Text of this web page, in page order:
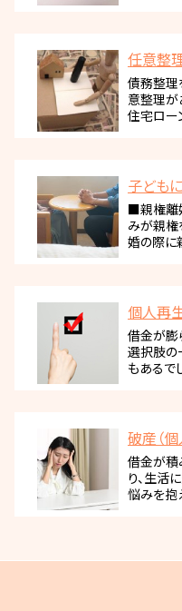
任意整
債務整理
意整理が
住宅ロー
子ども
■親権離
みが親権
婚の際に
個人再
借金が膨
選択肢の
もあるで
破産（個
借金が積
り、生活
悩みを抱